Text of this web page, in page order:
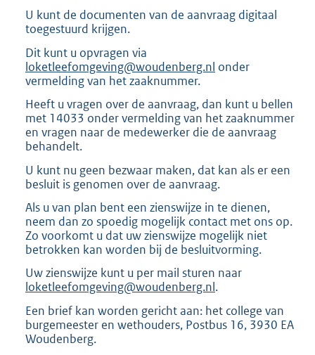
U kunt de documenten van de aanvraag digitaal
toegestuurd krijgen.
Dit kunt u opvragen via
loketleefomgeving@woudenberg.nl onder
vermelding van het zaaknummer.
Heeft u vragen over de aanvraag, dan kunt u bellen
met 14033 onder vermelding van het zaaknummer
en vragen naar de medewerker die de aanvraag
behandelt.
U kunt nu geen bezwaar maken, dat kan als er een
besluit is genomen over de aanvraag.
Als u van plan bent een zienswijze in te dienen,
neem dan zo spoedig mogelijk contact met ons op.
Zo voorkomt u dat uw zienswijze mogelijk niet
betrokken kan worden bij de besluitvorming.
Uw zienswijze kunt u per mail sturen naar
loketleefomgeving@woudenberg.nl.
Een brief kan worden gericht aan: het college van
burgemeester en wethouders, Postbus 16, 3930 EA
Woudenberg.